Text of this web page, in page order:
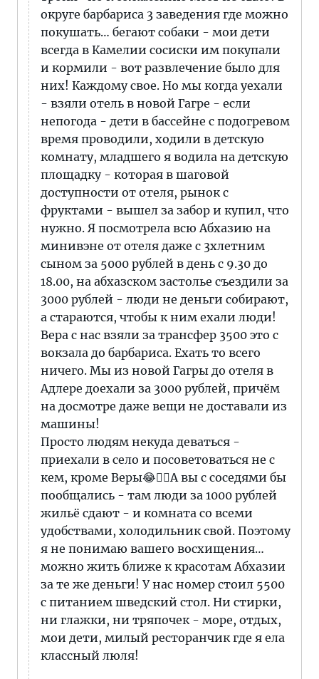
округе барбариса 3 заведения где можно
покушать… бегают собаки - мои дети
всегда в Камелии сосиски им покупали
и кормили - вот развлечение было для
них! Каждому свое. Но мы когда уехали
- взяли отель в новой Гагре - если
непогода - дети в бассейне с подогревом
время проводили, ходили в детскую
комнату, младшего я водила на детскую
площадку - которая в шаговой
доступности от отеля, рынок с
фруктами - вышел за забор и купил, что
нужно. Я посмотрела всю Абхазию на
минивэне от отеля даже с 3хлетним
сыном за 5000 рублей в день с 9.30 до
18.00, на абхазском застолье съездили за
3000 рублей - люди не деньги собирают,
а стараются, чтобы к ним ехали люди!
Вера с нас взяли за трансфер 3500 это с
вокзала до барбариса. Ехать то всего
ничего. Мы из новой Гагры до отеля в
Адлере доехали за 3000 рублей, причём
на досмотре даже вещи не доставали из
машины!
Просто людям некуда деваться -
приехали в село и посоветоваться не с
кем, кроме Веры😂🤦‍♀️А вы с соседями бы
пообщались - там люди за 1000 рублей
жильё сдают - и комната со всеми
удобствами, холодильник свой. Поэтому
я не понимаю вашего восхищения…
можно жить ближе к красотам Абхазии
за те же деньги! У нас номер стоил 5500
с питанием шведский стол. Ни стирки,
ни глажки, ни тряпочек - море, отдых,
мои дети, милый ресторанчик где я ела
классный люля!